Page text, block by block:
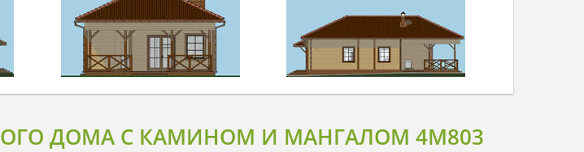
ДОМА С КАМИНОМ И МАНГАЛОМ 4M803